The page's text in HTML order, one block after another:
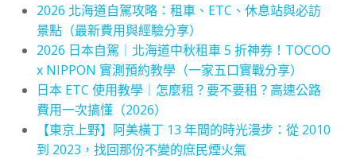
2026 北海道自駕攻略：租車、ETC、休息站與必訪
景點（最新費用與經驗分享）
2026 日本自駕｜北海道中秋租車 5 折神券！TOCOO
x NIPPON 實測預約教學（一家五口實戰分享）
日本 ETC 使用教學｜怎麼租？要不要租？高速公路
費用一次搞懂（2026）
【東京上野】阿美橫丁 13 年間的時光漫步：從 2010
到 2023，找回那份不變的庶民煙火氣